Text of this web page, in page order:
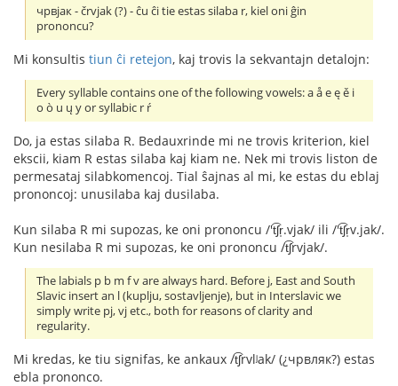
чрвjак - črvjak (?) - ĉu ĉi tie estas silaba r, kiel oni ĝin
prononcu?
Mi konsultis tiun ĉi retejon, kaj trovis la sekvantajn detalojn:
Every syllable contains one of the following vowels: a å e ę ě i
o ò u ų y or syllabic r ŕ
Do, ja estas silaba R. Bedauxrinde mi ne trovis kriterion, kiel
ekscii, kiam R estas silaba kaj kiam ne. Nek mi trovis liston de
permesataj silabkomencoj. Tial ŝajnas al mi, ke estas du eblaj
prononcoj: unusilaba kaj dusilaba.
Kun silaba R mi supozas, ke oni prononcu /'t͡ʃr̩.vjak/ ili /'t͡ʃr̩v.jak/.
Kun nesilaba R mi supozas, ke oni prononcu /t͡ʃrvjak/.
The labials p b m f v are always hard. Before j, East and South
Slavic insert an l (kuplju, sostavljenje), but in Interslavic we
simply write pj, vj etc., both for reasons of clarity and
regularity.
Mi kredas, ke tiu signifas, ke ankaux /t͡ʃrvlʲak/ (¿чрвляк?) estas
ebla prononco.